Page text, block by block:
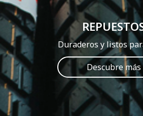
Duraderos y listos
Descubre más